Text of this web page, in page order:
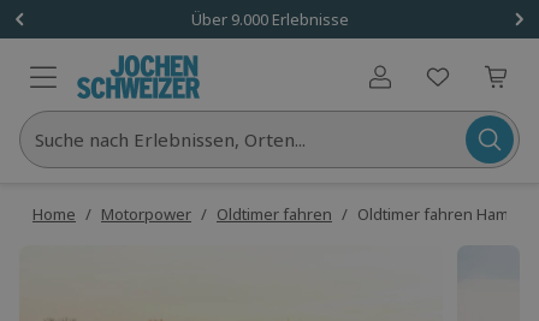
Über 9.000 Erlebnisse
Benutzerkonto
Suche nach Erlebnissen, Orten...
Home / Motorpower / Oldtimer fahren / Oldtimer fahren